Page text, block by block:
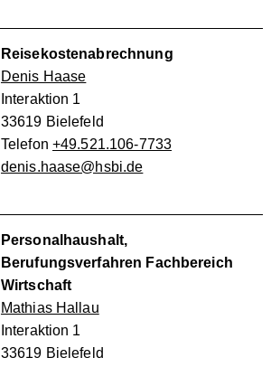
Reisekostenabrechnung
Denis Haase
Interaktion 1
33619 Bielefeld
Telefon +49.521.106-7733
denis.haase@hsbi.de
Personalhaushalt,
Berufungsverfahren Fachbereich
Wirtschaft
Mathias Hallau
Interaktion 1
33619 Bielefeld